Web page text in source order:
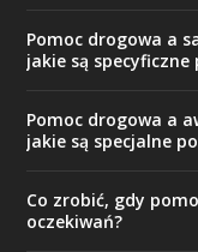
Pomoc drogowa a
jakie są
Pomoc drogowa a
jakie są specjalne
Co zrobić, gdy
oczekiwań?